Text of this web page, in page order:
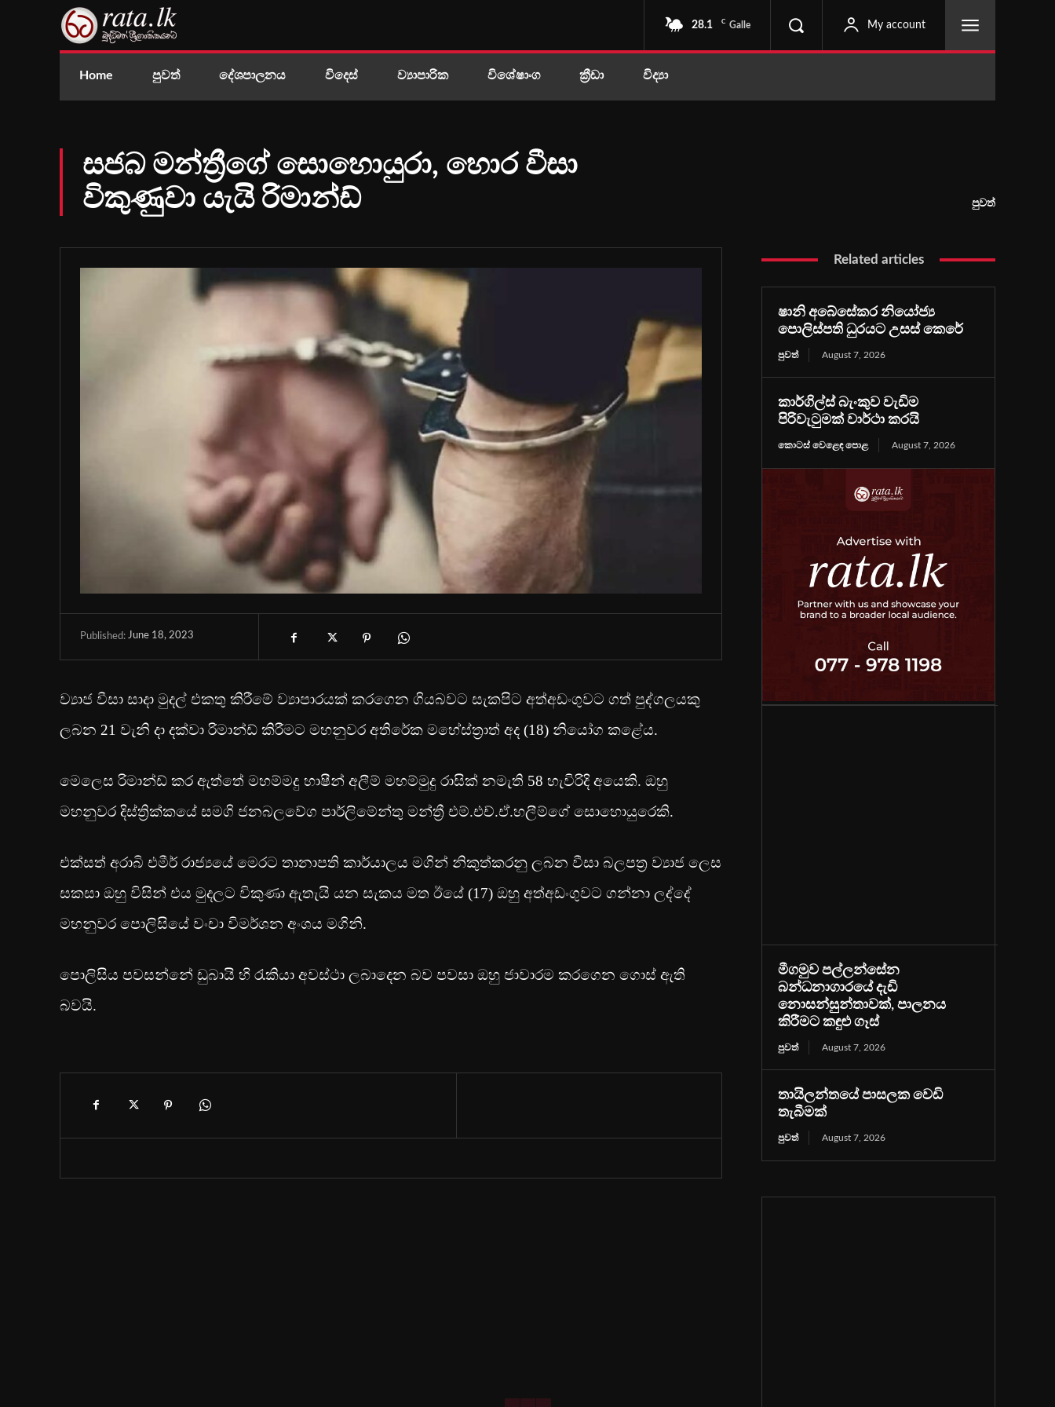
28.1 C Galle My account
Home පුවත් දේශපාලනය විදෙස් ව්‍යාපාරික විශේෂාංග ක්‍රීඩා විද්‍යා
සජබ මන්ත්‍රීගේ සොහොයුරා, හොර වීසා
විකුණුවා යැයි රිමාන්ඩ්
පුවත්
Published: June 18, 2023
ව්‍යාජ වීසා සාදා මුදල් එකතු කිරීමේ ව්‍යාපාරයක් කරගෙන ගියබවට සැකපිට අත්අඩංගුවට ගත් පුද්ගලයකු
ලබන 21 වැනි දා දක්වා රිමාන්ඩ් කිරීමට මහනුවර අතිරේක මහේස්ත්‍රාත් අද (18) නියෝග කළේය.
මෙලෙස රිමාන්ඩ් කර ඇත්තේ මහම්මදු හාෂීන් අලීම් මහම්මුදු රාසික් නමැති 58 හැවිරිදි අයෙකි. ඔහු
මහනුවර දිස්ත්‍රික්කයේ සමගි ජනබලවේග පාර්ලිමේන්තු මන්ත්‍රී එම්.එච්.ඒ.හලීම්ගේ සොහොයුරෙකි.
එක්සත් අරාබි එමීර් රාජ්‍යයේ මෙරට තානාපති කාර්යාලය මගින් නිකුත්කරනු ලබන වීසා බලපත්‍ර ව්‍යාජ ලෙස
සකසා ඔහු විසින් එය මුදලට විකුණා ඇතැයි යන සැකය මත ඊයේ (17) ඔහු අත්අඩංගුවට ගන්නා ලද්දේ
මහනුවර පොලිසියේ වංචා විමර්ශන අංශය මගිනි.
පොලිසිය පවසන්නේ ඩුබායි හි රැකියා අවස්ථා ලබාදෙන බව පවසා ඔහු ජාවාරම කරගෙන ගොස් ඇති
බවයි.
Related articles
ෂානි අබේසේකර නියෝජ්‍ය
පොලිස්පති ධුරයට උසස් කෙරේ
පුවත් August 7, 2026
කාර්ගිල්ස් බැංකුව වැඩිම
පිරිවැටුමක් වාර්ථා කරයි
කොටස් වෙළෙඳ පොළ August 7, 2026
මීගමුව පල්ලන්සේන
බන්ධනාගාරයේ දැඩි
නොසන්සුන්තාවක්, පාලනය
කිරීමට කඳුළු ගෑස්
පුවත් August 7, 2026
තායිලන්තයේ පාසලක වෙඩි
තැබීමක්
පුවත් August 7, 2026